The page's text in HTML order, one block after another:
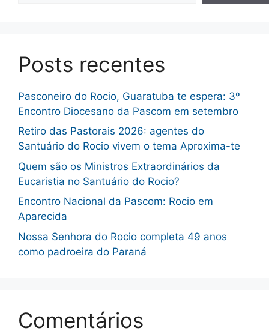
Posts recentes
Pasconeiro do Rocio, Guaratuba te espera: 3º
Encontro Diocesano da Pascom em setembro
Retiro das Pastorais 2026: agentes do
Santuário do Rocio vivem o tema Aproxima-te
Quem são os Ministros Extraordinários da
Eucaristia no Santuário do Rocio?
Encontro Nacional da Pascom: Rocio em
Aparecida
Nossa Senhora do Rocio completa 49 anos
como padroeira do Paraná
Comentários